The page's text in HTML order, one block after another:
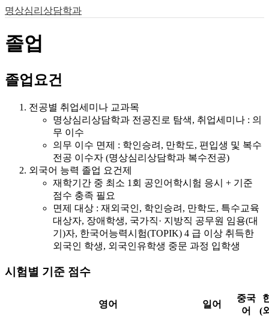
명상심리상담학과
졸업
졸업요건
전공별 취업세미나 교과목
명상심리상담학과 전공진로 탐색, 취업세미나 : 의
무 이수
의무 이수 면제 : 학인승려, 만학도, 편입생 및 복수
전공 이수자 (명상심리상담학과 복수전공)
외국어 능력 졸업 요건제
재학기간 중 최소 1회 공인어학시험 응시 + 기준
점수 충족 필요
면제 대상 : 재외국인, 학인승려, 만학도, 특수교육
대상자, 장애학생, 국가직· 지방직 공무원 임용(대
기)자, 한국어능력시험(TOPIK) 4 급 이상 취득한
외국인 학생, 외국인유학생 중문 과정 입학생
시험별 기준 점수
영어 일어
중국
어
(